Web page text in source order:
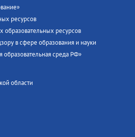
ресурсов
образовательных ресурсов
в сфере образования и науки
среда РФ»
области